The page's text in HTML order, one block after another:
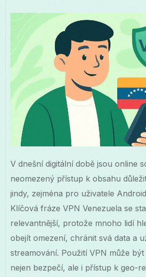
V dnešní digitální době jsou online
neomezený přístup k obsahu
jindy, zejména pro uživatele
Klíčová fráze VPN Venezuela se
relevantnější, protože mnoho lidí
obejít omezení, chránit svá data a
streamování. Použití VPN může
nejen bezpečí, ale i přístup k geo-